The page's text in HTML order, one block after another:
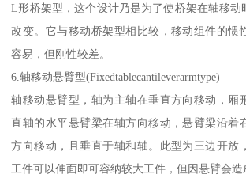
L形桥架型，这个设计乃是为了使桥架在轴移动
改变。它与移动桥架型相比较，移动组件的惯
容易，但刚性较差。
6.轴移动悬臂型(Fixedtablecantileverarmtype)
轴移动悬臂型，轴为主轴在垂直方向移动，厢
直轴的水平悬臂梁在轴方向移动，悬臂梁沿着
方向移动，且垂直于轴和轴。此型为三边开放
工件可以伸面即可容纳较大工件，但因悬臂会造